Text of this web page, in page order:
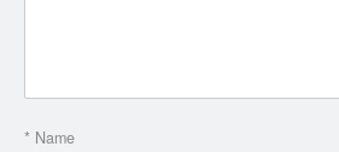
* Name